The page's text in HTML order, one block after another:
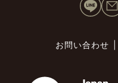
お問い合わせ